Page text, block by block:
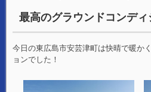
最高のグラウンドコンディ
今日の東広島市安芸津町は快晴で暖か
ョンでした！